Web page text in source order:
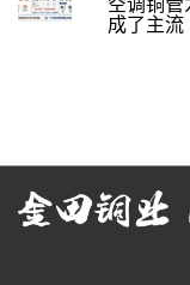
成了主流